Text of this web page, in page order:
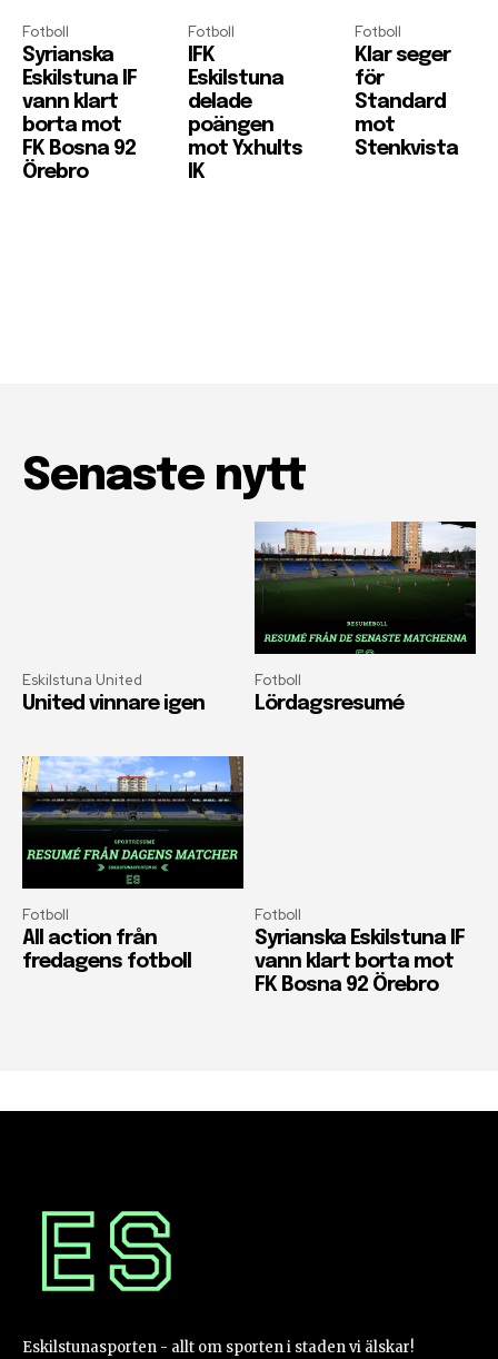
Fotboll
Syrianska
Eskilstuna IF
vann klart
borta mot
FK Bosna 92
Örebro
Fotboll
IFK
Eskilstuna
delade
poängen
mot Yxhults
IK
Fotboll
Klar seger
för
Standard
mot
Stenkvista
Senaste nytt
Eskilstuna United
United vinnare igen
Fotboll
Lördagsresumé
Fotboll
All action från
fredagens fotboll
Fotboll
Syrianska Eskilstuna IF
vann klart borta mot
FK Bosna 92 Örebro
Eskilstunasporten - allt om sporten i staden vi älskar!